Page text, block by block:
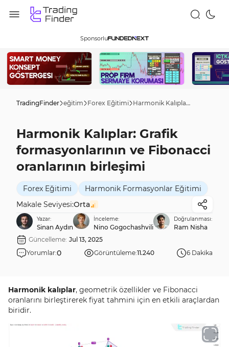
Sponsorlu
TradingFinder eğitim Forex Eğitimi Harmonik Kalıplar: Grafik formasyonlarının ve Fibonacci oranlarının birleşimi
Harmonik Kalıplar: Grafik
formasyonlarının ve Fibonacci
oranlarının birleşimi
Forex Eğitimi
Harmonik Formasyonlar Eğitimi
Makale Seviyesi:Orta
Yazar:
Sinan Aydın
İnceleme:
Nino Gogochashvili
Doğrulanması:
Ram Nisha
Güncelleme: Jul 13, 2025
Yorumlar:0 Görüntüleme:11.240 6 Dakika
Harmonik kalıplar, geometrik özellikler ve Fibonacci
oranlarını birleştirerek fiyat tahmini için en etkili araçlardan
biridir.